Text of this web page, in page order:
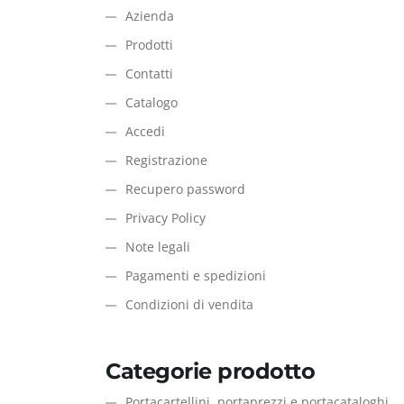
Azienda
Prodotti
Contatti
Catalogo
Accedi
Registrazione
Recupero password
Privacy Policy
Note legali
Pagamenti e spedizioni
Condizioni di vendita
Categorie prodotto